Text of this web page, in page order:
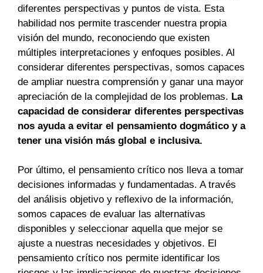
diferentes perspectivas y puntos de vista. Esta
habilidad nos permite trascender nuestra propia
visión del mundo, reconociendo que existen
múltiples interpretaciones y enfoques posibles. Al
considerar diferentes perspectivas, somos capaces
de ampliar nuestra comprensión y ganar una mayor
apreciación de la complejidad de los problemas. La
capacidad de considerar diferentes perspectivas
nos ayuda a evitar el pensamiento dogmático y a
tener una visión más global e inclusiva.
Por último, el pensamiento crítico nos lleva a tomar
decisiones informadas y fundamentadas. A través
del análisis objetivo y reflexivo de la información,
somos capaces de evaluar las alternativas
disponibles y seleccionar aquella que mejor se
ajuste a nuestras necesidades y objetivos. El
pensamiento crítico nos permite identificar los